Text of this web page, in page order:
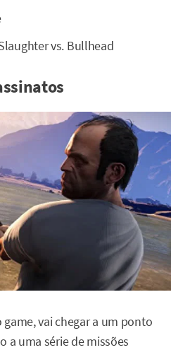
vs. Bullhead
vai chegar a um ponto
a uma série de missões